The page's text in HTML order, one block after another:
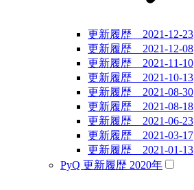
更新履歴 2021-12-23
更新履歴 2021-12-08
更新履歴 2021-11-10
更新履歴 2021-10-13
更新履歴 2021-08-30
更新履歴 2021-08-18
更新履歴 2021-06-23
更新履歴 2021-03-17
更新履歴 2021-01-13
PyQ 更新履歴 2020年